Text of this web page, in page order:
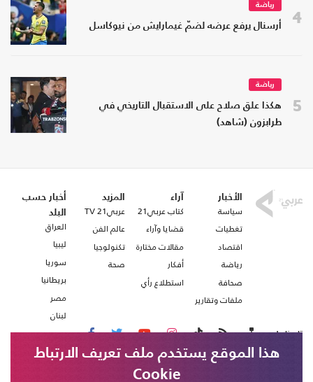
4
رياضة
أرسنال يرفع عرضه لضمّ غيمارايش من نيوكاسل
5
رياضة
هكذا علق صلاح على الاستقبال التاريخي في
طرابزون (شاهد)
الأخبار
سياسة
تغطيات
اقتصاد
رياضة
صحافة
ملفات وتقارير
آراء
كتاب عربي21
قضايا وآراء
مقالات مختارة
أفكار
استطلاع رأي
المزيد
عربي21 TV
عالم الفن
تكنولوجيا
صحة
أخبار حسب
البلد
العراق
ليبيا
سوريا
بريطانيا
مصر
لبنان
تابعنا على
هذا الموقع يستخدم ملف تعريف الارتباط
Cookie